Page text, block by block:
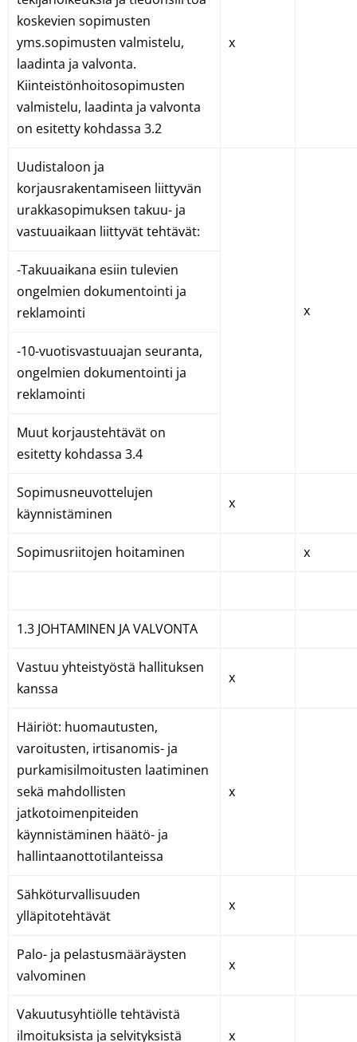
koskevien sopimusten
yms.sopimusten valmistelu,
laadinta ja valvonta.
Kiinteistönhoitosopimusten
valmistelu, laadinta ja valvonta
on esitetty kohdassa 3.2
x
Uudistaloon ja
korjausrakentamiseen liittyvän
urakkasopimuksen takuu- ja
vastuuaikaan liittyvät tehtävät:
x
-Takuuaikana esiin tulevien
ongelmien dokumentointi ja
reklamointi
-10-vuotisvastuuajan seuranta,
ongelmien dokumentointi ja
reklamointi
Muut korjaustehtävät on
esitetty kohdassa 3.4
Sopimusneuvottelujen
käynnistäminen
x
Sopimusriitojen hoitaminen x
1.3 JOHTAMINEN JA VALVONTA
Vastuu yhteistyöstä hallituksen
kanssa
x
Häiriöt: huomautusten,
varoitusten, irtisanomis- ja
purkamisilmoitusten laatiminen
sekä mahdollisten
jatkotoimenpiteiden
käynnistäminen häätö- ja
hallintaanottotilanteissa
x
Sähköturvallisuuden
ylläpitotehtävät
x
Palo- ja pelastusmääräysten
valvominen
x
Vakuutusyhtiölle tehtävistä
ilmoituksista ja selvityksistä
x